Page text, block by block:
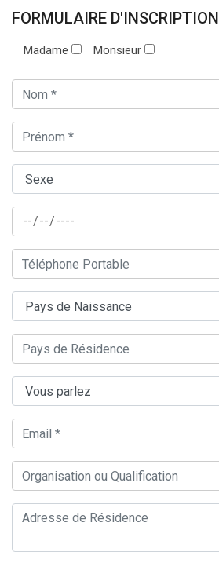
FORMULAIRE D'INSCRIPTION
Madame Monsieur